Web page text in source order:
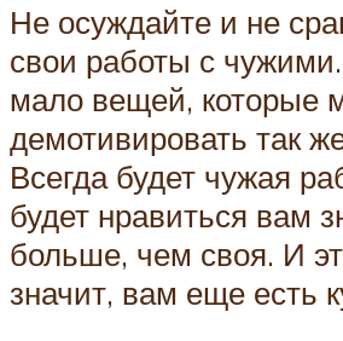
Не осуждайте и не
свои работы с
мало вещей, которые
демотивировать так
Всегда будет чужая
будет нравиться вам
больше, чем своя. И
значит, вам еще есть